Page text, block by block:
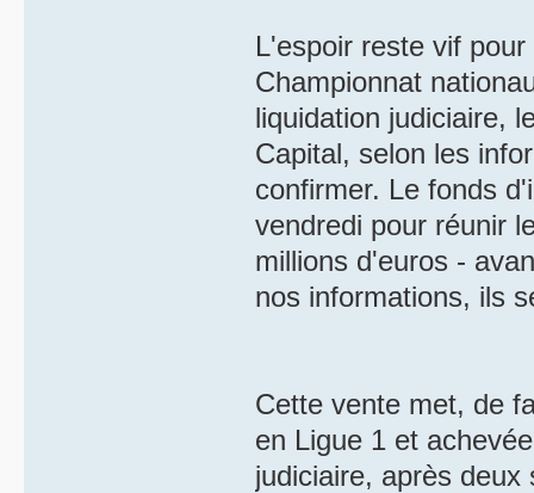
L'espoir reste vif
Championnat
liquidation judiciaire,
Capital, selon les
confirmer. Le fonds
vendredi pour réunir
millions d'euros -
nos informations, ils
Cette vente met, de
en Ligue 1 et
judiciaire, après